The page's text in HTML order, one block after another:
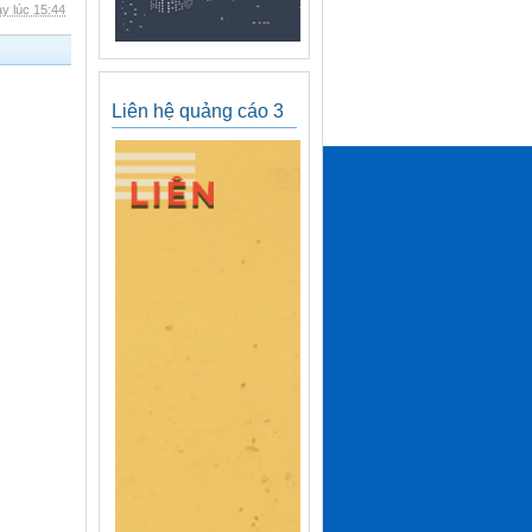
lúc 15:44
Liên hệ quảng cáo 3